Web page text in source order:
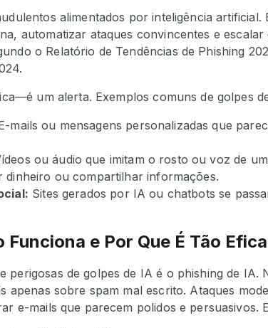
alimentados por inteligência artificial.
automatizar ataques convincentes e
o Relatório de Tendências de Phishing
um alerta. Exemplos comuns de golpes
mails ou mensagens personalizadas que
ou áudio que imitam o rosto ou voz de
dinheiro ou compartilhar informações.
Sites gerados por IA ou chatbots se
Funciona e Por Que É Tão
perigosas de golpes de IA é o phishing de IA.
apenas sobre spam mal escrito. Ataques
e-mails que parecem polidos e persuasivos.